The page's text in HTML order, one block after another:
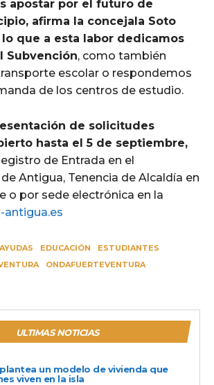
apostar por el futuro de
afirma la concejala Soto
que a esta labor dedicamos
Subvención, como también
escolar o respondemos
de los centros de estudio.
de solicitudes
hasta el 5 de septiembre,
de Entrada en el
Antigua, Tenencia de Alcaldía en
o por sede electrónica en la
antigua.es
AYUDAS EDUCACIÓN
ESTUDIANTES
ONDAFUERTEVENTURA
ULTIMAS NOTICIAS
un modelo de vivienda que
viven en la isla